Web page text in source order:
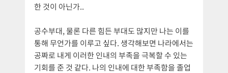
한 것이 아닌가..
공수부대, 물론 다른 힘든 부대도 많지만 나는 이를
통해 무언가를 이루고 싶다. 생각해보면 나라에서는
공짜로 내게 이러한 인내의 부족을 극복할 수 있는
기회를 준 것 같다. 나의 인내에 대한 부족함을 졸업